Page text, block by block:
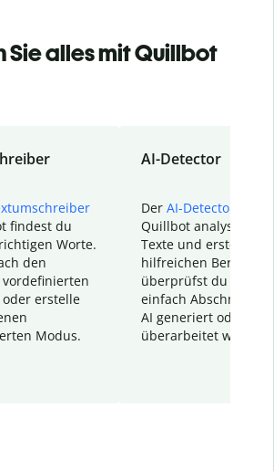
Sie alles mit Quillbot
findest du
Worte.
den
erstelle
Modus.
AI-Detector
Der AI-Detector
Quillbot analysiert
Texte und erstellt
hilfreichen Bericht.
überprüfst du
einfach Abschnitte,
AI generiert oder
überarbeitet wurden.